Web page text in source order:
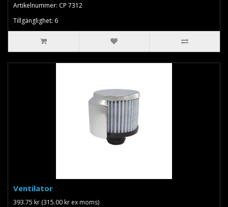
Artikelnummer: CP 7312
Tillgänglighet: 6
Ventilator
393.75 kr (315.00 kr ex moms)